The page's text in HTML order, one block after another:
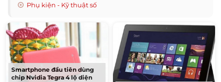
Phụ kiện - Kỹ thuật số
Smartphone đầu tiên dùng
chip Nvidia Tegra 4 lộ diện